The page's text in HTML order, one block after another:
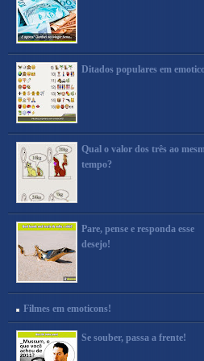
Ditados populares em
Qual o valor dos três ao
tempo?
Pare, pense e responda esse
desejo!
Filmes em emoticons!
Se souber, passa a frente!